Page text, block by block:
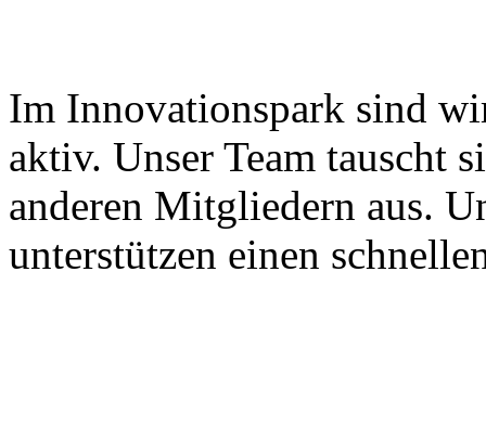
Im Innovationspark sind
aktiv. Unser Team tauscht
anderen Mitgliedern aus.
unterstützen einen